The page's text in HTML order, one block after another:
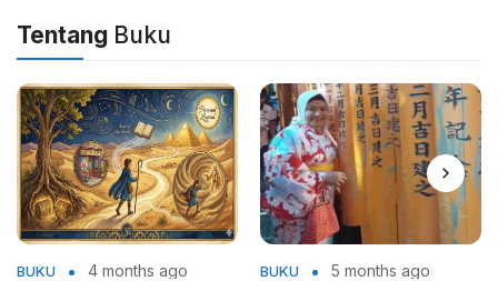
Tim
Nasionalnya
Diam
Tentang Buku
BUKU 4 months ago BUKU 5 months ago